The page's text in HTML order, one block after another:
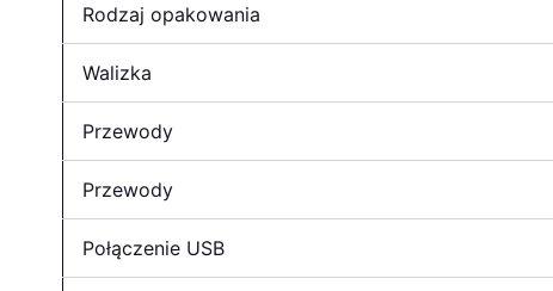
Rodzaj opakowania
Walizka
Przewody
Przewody
Połączenie USB